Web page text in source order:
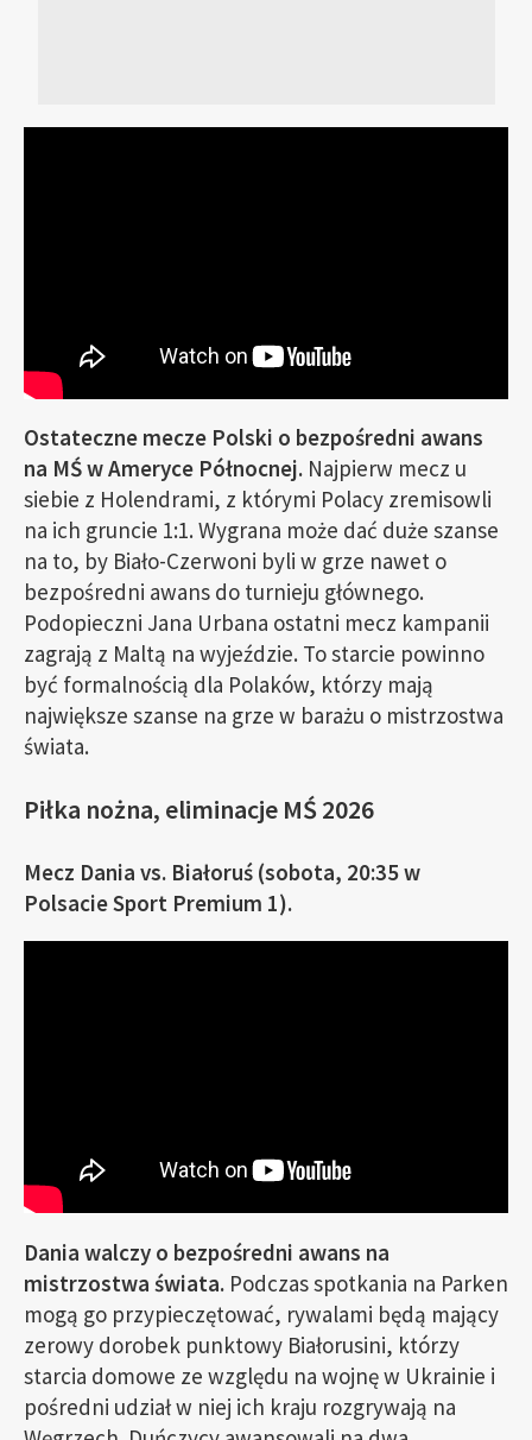
Ostateczne mecze Polski o bezpośredni awans
na MŚ w Ameryce Północnej. Najpierw mecz u
siebie z Holendrami, z którymi Polacy zremisowli
na ich gruncie 1:1. Wygrana może dać duże szanse
na to, by Biało-Czerwoni byli w grze nawet o
bezpośredni awans do turnieju głównego.
Podopieczni Jana Urbana ostatni mecz kampanii
zagrają z Maltą na wyjeździe. To starcie powinno
być formalnością dla Polaków, którzy mają
największe szanse na grze w barażu o mistrzostwa
świata.
Piłka nożna, eliminacje MŚ 2026
Mecz Dania vs. Białoruś (sobota, 20:35 w
Polsacie Sport Premium 1).
Dania walczy o bezpośredni awans na
mistrzostwa świata. Podczas spotkania na Parken
mogą go przypieczętować, rywalami będą mający
zerowy dorobek punktowy Białorusini, którzy
starcia domowe ze względu na wojnę w Ukrainie i
pośredni udział w niej ich kraju rozgrywają na